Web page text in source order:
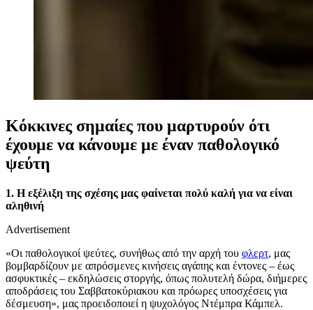
Κόκκινες σημαίες που μαρτυρούν ότι
έχουμε να κάνουμε με έναν παθολογικό
ψεύτη
1. Η εξέλιξη της σχέσης μας φαίνεται πολύ καλή για να είναι
αληθινή
Advertisement
«Οι παθολογικοί ψεύτες, συνήθως από την αρχή του φλερτ, μας
βομβαρδίζουν με απρόσμενες κινήσεις αγάπης και έντονες – έως
ασφυκτικές – εκδηλώσεις στοργής, όπως πολυτελή δώρα, διήμερες
αποδράσεις του Σαββατοκύριακου και πρόωρες υποσχέσεις για
δέσμευση», μας προειδοποιεί η ψυχολόγος Ντέμπρα Κάμπελ.